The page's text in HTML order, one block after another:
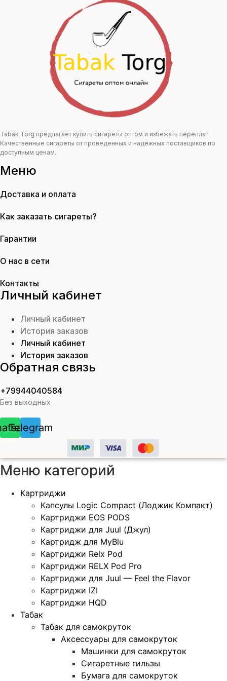
составляла
450,00 ₽.
248,00 ₽.
Tabak Torg предлагает купить сигареты оптом и избежать переплат.
Качественные сигареты от проведенных и надёжных поставщиков по
доступным ценам.
Меню
Доставка и оплата
Как заказать сигареты?
Гарантии
О нас в сети
Контакты
Личный кабинет
Личный кабинет
История заказов
Личный кабинет
История заказов
Обратная связь
+79944040584
Без выходных
Telegram
Меню категорий
Картриджи
Капсулы Logic Compact (Лоджик Компакт)
Картриджи EOS PODS
Картриджи для Juul (Джул)
Картридж для MyBlu
Картриджи Relx Pod
Картриджи RELX Pod Pro
Картриджи для Juul — Feel the Flavor
Картриджи IZI
Картриджи HQD
Табак
Табак для самокруток
Аксессуары для самокруток
Машинки для самокруток
Сигаретные гильзы
Бумага для самокруток